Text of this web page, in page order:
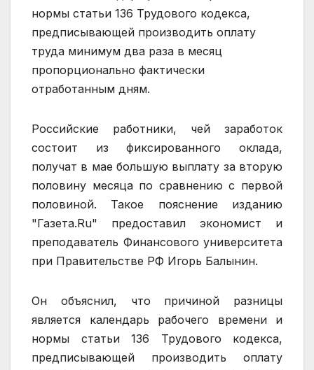
нормы статьи 136 Трудового кодекса,
предписывающей производить оплату
труда минимум два раза в месяц
пропорционально фактически
отработанным дням.
Российские работники, чей заработок
состоит из фиксированного оклада,
получат в мае большую выплату за вторую
половину месяца по сравнению с первой
половиной. Такое пояснение изданию
"Газета.Ru" предоставил экономист и
преподаватель Финансового университета
при Правительстве РФ Игорь Балынин.
Он объяснил, что причиной разницы
является календарь рабочего времени и
нормы статьи 136 Трудового кодекса,
предписывающей производить оплату